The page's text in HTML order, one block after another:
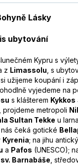
Lásky
ubytování
Kypru s
z Limassolu , s
užijeme koupání i
vyjedeme na
s klášterem Kykkos
, projdeme metropoli
Sultan Tekke u
čeká gotické
Kyrenia; na jihu antický
a Pafos (UNESCO);
Barnabáše ,